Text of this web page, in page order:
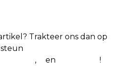
Trakteer ons dan op
, en
!